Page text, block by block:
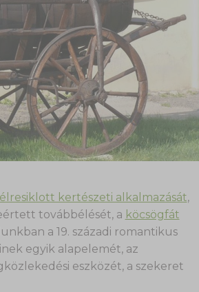
kertészeti alkalmazását,
továbbélését, a köcsögfát
a 19. századi romantikus
egyik alapelemét, az
eszközét, a szekeret